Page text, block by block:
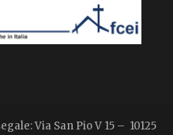
Via San Pio V 15 – 10125